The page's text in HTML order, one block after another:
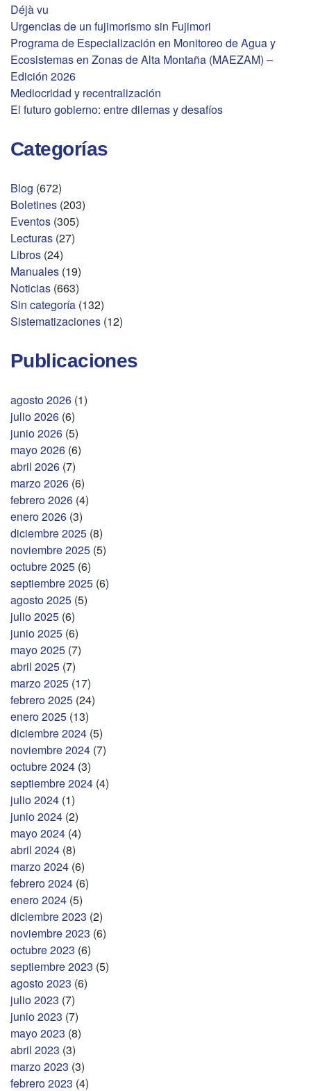
Déjà vu
Urgencias de un fujimorismo sin Fujimori
Programa de Especialización en Monitoreo de Agua y
Ecosistemas en Zonas de Alta Montaña (MAEZAM) –
Edición 2026
Mediocridad y recentralización
El futuro gobierno: entre dilemas y desafíos
Categorías
Blog (672)
Boletines (203)
Eventos (305)
Lecturas (27)
Libros (24)
Manuales (19)
Noticias (663)
Sin categoría (132)
Sistematizaciones (12)
Publicaciones
agosto 2026 (1)
julio 2026 (6)
junio 2026 (5)
mayo 2026 (6)
abril 2026 (7)
marzo 2026 (6)
febrero 2026 (4)
enero 2026 (3)
diciembre 2025 (8)
noviembre 2025 (5)
octubre 2025 (6)
septiembre 2025 (6)
agosto 2025 (5)
julio 2025 (6)
junio 2025 (6)
mayo 2025 (7)
abril 2025 (7)
marzo 2025 (17)
febrero 2025 (24)
enero 2025 (13)
diciembre 2024 (5)
noviembre 2024 (7)
octubre 2024 (3)
septiembre 2024 (4)
julio 2024 (1)
junio 2024 (2)
mayo 2024 (4)
abril 2024 (8)
marzo 2024 (6)
febrero 2024 (6)
enero 2024 (5)
diciembre 2023 (2)
noviembre 2023 (6)
octubre 2023 (6)
septiembre 2023 (5)
agosto 2023 (6)
julio 2023 (7)
junio 2023 (7)
mayo 2023 (8)
abril 2023 (3)
marzo 2023 (3)
febrero 2023 (4)